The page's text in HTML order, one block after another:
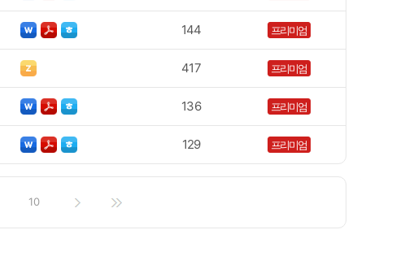
144 프리미엄
417 프리미엄
136 프리미엄
129 프리미엄
10